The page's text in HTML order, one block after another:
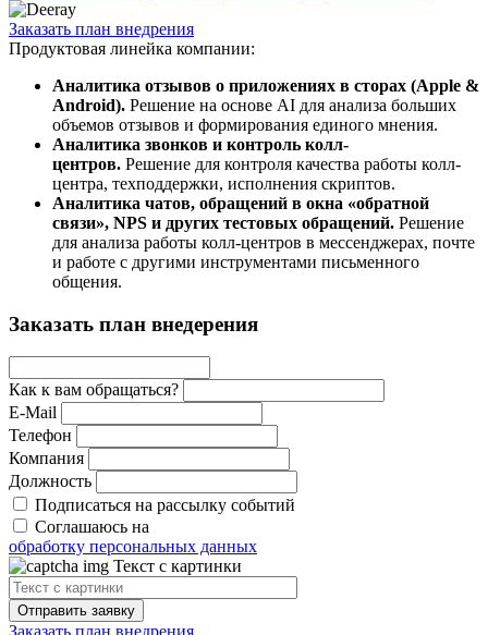
Заказать план внедрения
Продуктовая линейка компании:
Аналитика отзывов о приложениях в сторах (Apple &
Android). Решение на основе AI для анализа больших
объемов отзывов и формирования единого мнения.
Аналитика звонков и контроль колл-
центров. Решение для контроля качества работы колл-
центра, техподдержки, исполнения скриптов.
Аналитика чатов, обращений в окна «обратной
связи», NPS и других тестовых обращений. Решение
для анализа работы колл-центров в мессенджерах, почте
и работе с другими инструментами письменного
общения.
Заказать план внедерения
Как к вам обращаться?
E-Mail
Телефон
Компания
Должность
Подписаться на рассылку событий
Соглашаюсь на
обработку персональных данных
Текст с картинки
Отправить заявку